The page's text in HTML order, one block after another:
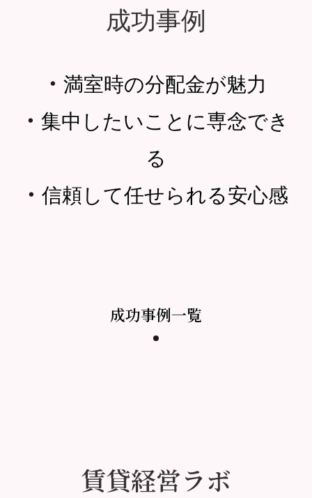
成功事例
・ 満室時の分配金が魅力
・ 集中したいことに専念でき
る
・ 信頼して任せられる安心感
成功事例一覧
賃貸経営ラボ